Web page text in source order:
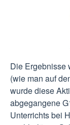
Die Ergebnisse
(wie man auf
wurde diese
abgegangene
Unterrichts bei